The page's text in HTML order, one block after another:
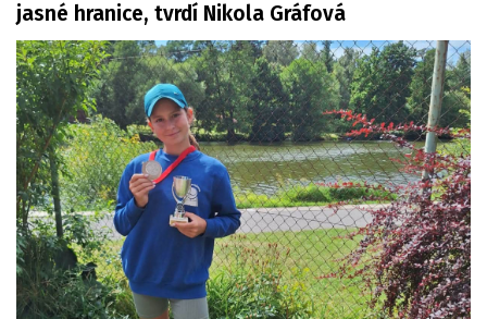
jasné hranice, tvrdí Nikola Gráfová